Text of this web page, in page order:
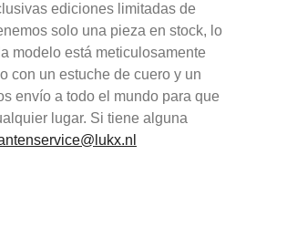
ediciones limitadas de
solo una pieza en stock, lo
modelo está meticulosamente
con un estuche de cuero y un
envío a todo el mundo para que
lugar. Si tiene alguna